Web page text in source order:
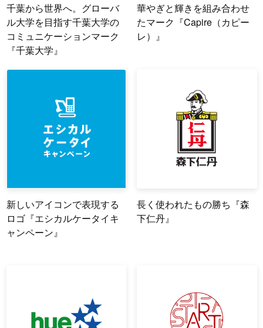
千葉から世界へ。グローバ
ル大学を目指す千葉大学の
コミュニケーションマーク
『千葉大学』
華やぎと輝きを組み合わせ
たマーク『Capire（カピー
レ）』
新しいアイコンで表現する
ロゴ『エシカルケータイキ
ャンペーン』
長く使われたもの勝ち『森
下仁丹』